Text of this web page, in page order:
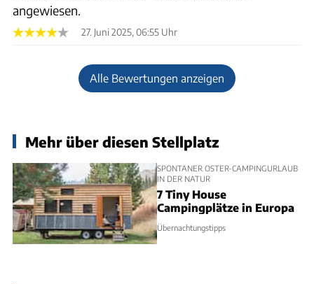
angewiesen.
27. Juni 2025, 06:55 Uhr
Alle Bewertungen anzeigen
Mehr über diesen Stellplatz
SPONTANER OSTER-CAMPINGURLAUB
IN DER NATUR
7 Tiny House
Campingplätze in Europa
Übernachtungstipps